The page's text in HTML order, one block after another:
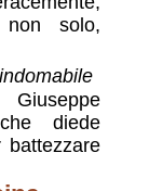
non solo,
diede
battezzare